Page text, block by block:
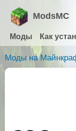
ModsMC
Моды Как
Моды на